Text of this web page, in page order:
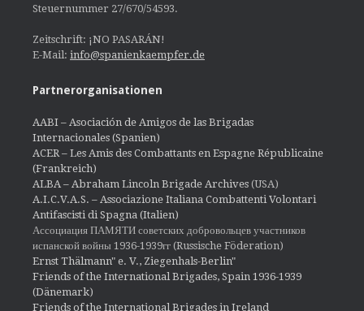
Steuernummer 27/670/54593.
Zeitschrift: ¡NO PASARÁN!
E-Mail: info@spanienkaempfer.de
Partnerorganisationen
AABI – Asociación de Amigos de las Brigadas
Internacionales (Spanien)
ACER – Les Amis des Combattants en Espagne Républicaine
(Frankreich)
ALBA – Abraham Lincoln Brigade Archives (USA)
A.I.C.V.A.S. – Associazione Italiana Combattenti Volontari
Antifascisti di Spagna (Italien)
Ассоциация ПАМЯТИ советских добровольцев участников
испанской войны 1936-1939гг (Russische Föderation)
Ernst Thälmann" e. V., Ziegenhals-Berlin"
Friends of the International Brigades, Spain 1936-1939
(Dänemark)
Friends of the International Brigades in Ireland